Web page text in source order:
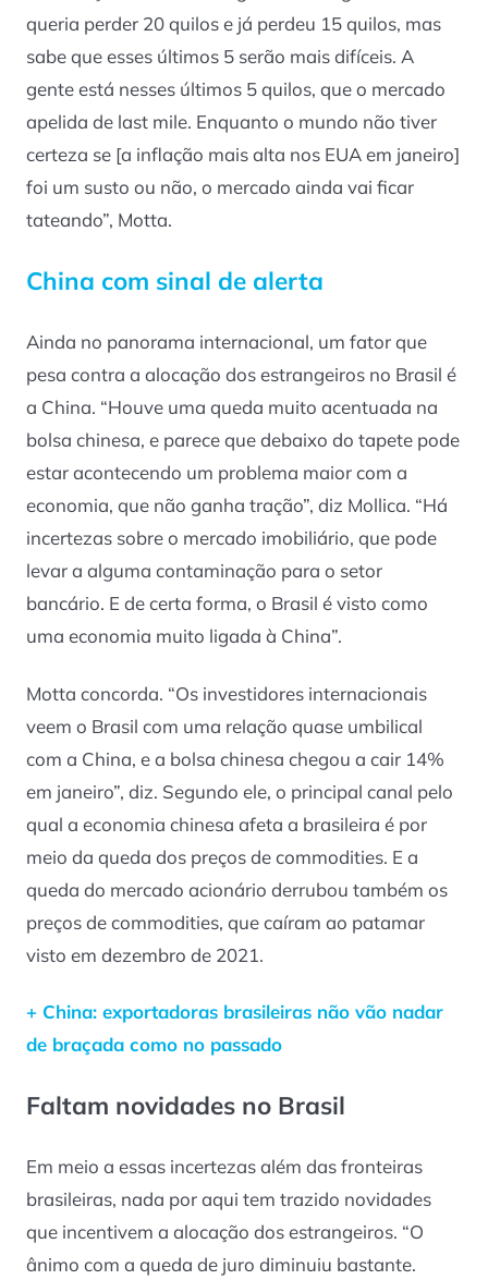
queria perder 20 quilos e já perdeu 15 quilos, mas
sabe que esses últimos 5 serão mais difíceis. A
gente está nesses últimos 5 quilos, que o mercado
apelida de last mile. Enquanto o mundo não tiver
certeza se [a inflação mais alta nos EUA em janeiro]
foi um susto ou não, o mercado ainda vai ficar
tateando”, Motta.
China com sinal de alerta
Ainda no panorama internacional, um fator que
pesa contra a alocação dos estrangeiros no Brasil é
a China. “Houve uma queda muito acentuada na
bolsa chinesa, e parece que debaixo do tapete pode
estar acontecendo um problema maior com a
economia, que não ganha tração”, diz Mollica. “Há
incertezas sobre o mercado imobiliário, que pode
levar a alguma contaminação para o setor
bancário. E de certa forma, o Brasil é visto como
uma economia muito ligada à China”.
Motta concorda. “Os investidores internacionais
veem o Brasil com uma relação quase umbilical
com a China, e a bolsa chinesa chegou a cair 14%
em janeiro”, diz. Segundo ele, o principal canal pelo
qual a economia chinesa afeta a brasileira é por
meio da queda dos preços de commodities. E a
queda do mercado acionário derrubou também os
preços de commodities, que caíram ao patamar
visto em dezembro de 2021.
+ China: exportadoras brasileiras não vão nadar
de braçada como no passado
Faltam novidades no Brasil
Em meio a essas incertezas além das fronteiras
brasileiras, nada por aqui tem trazido novidades
que incentivem a alocação dos estrangeiros. “O
ânimo com a queda de juro diminuiu bastante.